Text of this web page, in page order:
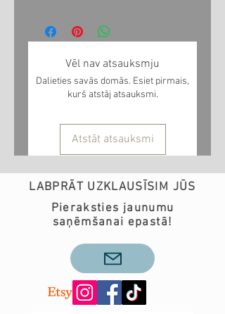
Vēl nav atsauksmju
Dalieties savās domās. Esiet pirmais,
kurš atstāj atsauksmi.
Atstāt atsauksmi
LABPRĀT UZKLAUSĪSIM JŪS
Pieraksties jaunumu
saņēmšanai epastā!